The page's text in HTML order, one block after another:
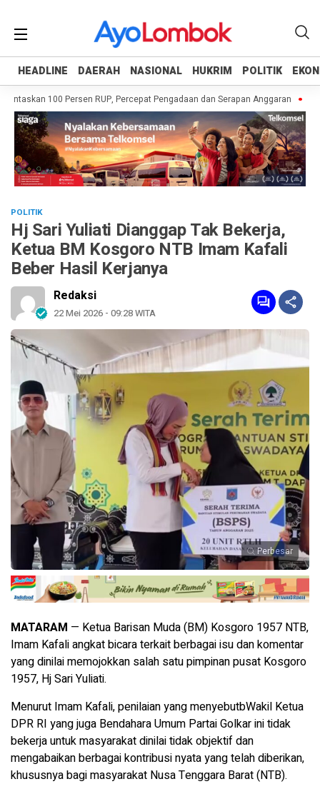
HEADLINE DAERAH NASIONAL HUKRIM POLITIK
HEADLINE DAERAH NASIONAL HUKRIM POLITIK
100 Persen RUP, Percepat Pengadaan dan Serapan Anggaran
POLITIK
Hj Sari Yuliati Dianggap Tak Bekerja,
Ketua BM Kosgoro NTB Imam Kafali
Beber Hasil Kerjanya
Redaksi
22 Mei 2026 - 09:28 WITA
Perbesar
MATARAM — Ketua Barisan Muda (BM) Kosgoro 1957 NTB,
Imam Kafali angkat bicara terkait berbagai isu dan komentar
yang dinilai memojokkan salah satu pimpinan pusat Kosgoro
1957, Hj Sari Yuliati.
Menurut Imam Kafali, penilaian yang menyebutbWakil Ketua
DPR RI yang juga Bendahara Umum Partai Golkar ini tidak
bekerja untuk masyarakat dinilai tidak objektif dan
mengabaikan berbagai kontribusi nyata yang telah diberikan,
khususnya bagi masyarakat Nusa Tenggara Barat (NTB).